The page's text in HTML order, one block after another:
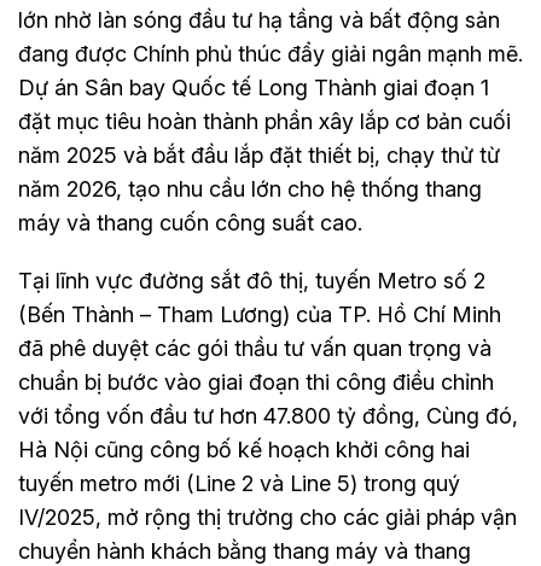
lớn nhờ làn sóng đầu tư hạ tầng và bất động sản
đang được Chính phủ thúc đẩy giải ngân mạnh mẽ.
Dự án Sân bay Quốc tế Long Thành giai đoạn 1
đặt mục tiêu hoàn thành phần xây lắp cơ bản cuối
năm 2025 và bắt đầu lắp đặt thiết bị, chạy thử từ
năm 2026, tạo nhu cầu lớn cho hệ thống thang
máy và thang cuốn công suất cao.
Tại lĩnh vực đường sắt đô thị, tuyến Metro số 2
(Bến Thành – Tham Lương) của TP. Hồ Chí Minh
đã phê duyệt các gói thầu tư vấn quan trọng và
chuẩn bị bước vào giai đoạn thi công điều chỉnh
với tổng vốn đầu tư hơn 47.800 tỷ đồng, Cùng đó,
Hà Nội cũng công bố kế hoạch khởi công hai
tuyến metro mới (Line 2 và Line 5) trong quý
IV/2025, mở rộng thị trường cho các giải pháp vận
chuyển hành khách bằng thang máy và thang